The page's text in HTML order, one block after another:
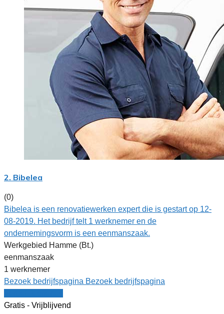
2. Bibelea
(0)
Bibelea is een renovatiewerken expert die is gestart op 12-
08-2019. Het bedrijf telt 1 werknemer en de
ondernemingsvorm is een eenmanszaak.
Werkgebied Hamme (Bt.)
eenmanszaak
1 werknemer
Bezoek bedrijfspagina Bezoek bedrijfspagina
Gratis - Vrijblijvend